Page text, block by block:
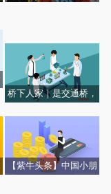
23）
仍处高位
桥下人家｜是交通桥，
点
【紫牛头条】中国小朋